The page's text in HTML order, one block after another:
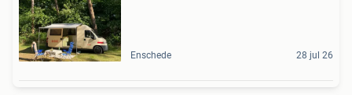
Enschede 28 jul 26